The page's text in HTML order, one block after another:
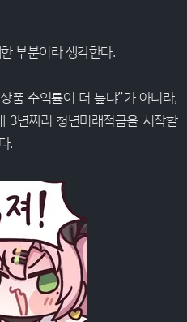
부분이라 생각한다.
품 수익률이 더 높냐”가 아니라,
3년짜리 청년미래적금을 시작할
.